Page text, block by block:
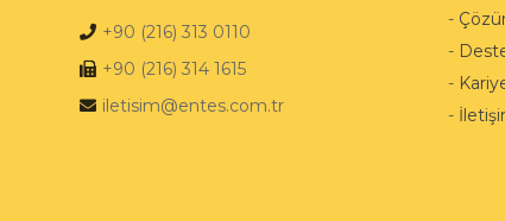
+90 (216) 313 0110
+90 (216) 314 1615
iletisim@entes.com.tr
-
-
-
-